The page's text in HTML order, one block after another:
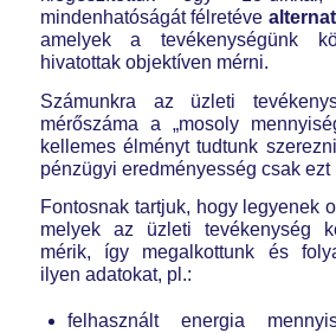
mindenhatóságát félretéve
amelyek a tevékenységünk
hivatottak objektíven mérni.
Számunkra az üzleti
mérőszáma a „mosoly
kellemes élményt tudtunk
pénzügyi eredményesség csak ezt
Fontosnak tartjuk, hogy legyenek
melyek az üzleti tevékenység
mérik, így megalkottunk és
ilyen adatokat, pl.:
felhasznált energia